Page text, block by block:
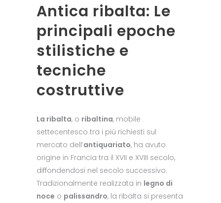
Antica ribalta: Le
principali epoche
stilistiche e
tecniche
costruttive
La ribalta, o ribaltina, mobile
settecentesco tra i più richiesti sul
mercato dell’antiquariato, ha avuto
origine in Francia tra il XVII e XVIII secolo,
diffondendosi nel secolo successivo.
Tradizionalmente realizzata in legno di
noce o palissandro, la ribalta si presenta